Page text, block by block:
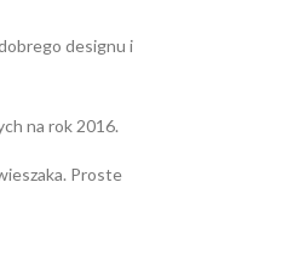
designu i
na rok 2016.
Proste